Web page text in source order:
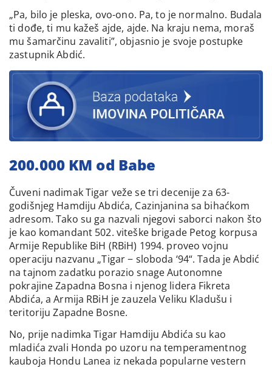
„Pa, bilo je pleska, ovo-ono. Pa, to je normalno. Budala
ti dođe, ti mu kažeš ajde, ajde. Na kraju nema, moraš
mu šamarčinu zavaliti”, objasnio je svoje postupke
zastupnik Abdić.
200.000 KM od Babe
Čuveni nadimak Tigar veže se tri decenije za 63-
godišnjeg Hamdiju Abdića, Cazinjanina sa bihaćkom
adresom. Tako su ga nazvali njegovi saborci nakon što
je kao komandant 502. viteške brigade Petog korpusa
Armije Republike BiH (RBiH) 1994. proveo vojnu
operaciju nazvanu „Tigar − sloboda ‘94“. Tada je Abdić
na tajnom zadatku porazio snage Autonomne
pokrajine Zapadna Bosna i njenog lidera Fikreta
Abdića, a Armija RBiH je zauzela Veliku Kladušu i
teritoriju Zapadne Bosne.
No, prije nadimka Tigar Hamdiju Abdića su kao
mladića zvali Honda po uzoru na temperamentnog
kauboja Hondu Lanea iz nekada popularne vestern